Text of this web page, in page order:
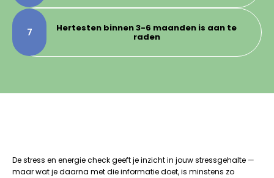
Hertesten binnen 3-6 maanden is aan te
raden
7
De stress en energie check geeft je inzicht in jouw stressgehalte —
maar wat je daarna met die informatie doet, is minstens zo